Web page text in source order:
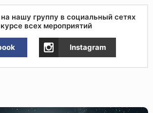
нашу группу в социальный сетях
всех мероприятий
Instagram